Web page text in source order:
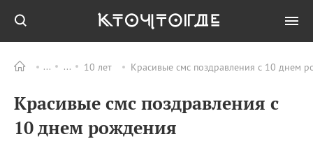
10 лет Красивые смс поздравления с 10 днем
Красивые смс поздравления с
10 днем рождения
ПРАЗДНИКИ Все
09.08 День памяти
великомученика и